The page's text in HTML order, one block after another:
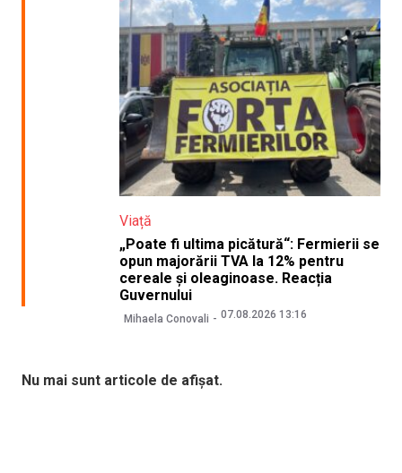
Viață
„Poate fi ultima picătură“: Fermierii se
opun majorării TVA la 12% pentru
cereale și oleaginoase. Reacția
Guvernului
Mihaela Conovali 07.08.2026 13:16
Nu mai sunt articole de afișat.